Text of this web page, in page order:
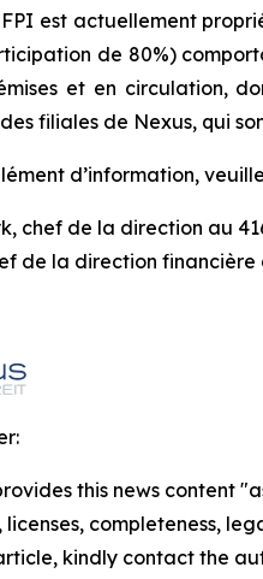
FPI est actuellement
de 80%)
et en circulation,
filiales de Nexus, qui
d’information,
chef de la direction au
de la direction financière
this news content
licenses, completeness,
kindly contact the